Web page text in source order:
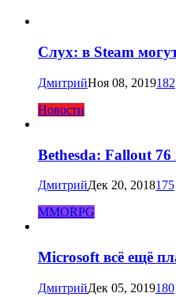
Слух: в Steam
ДмитрийНоя 08, 2019182
Новости
Bethesda: Fallout 76
ДмитрийДек 20, 2018175
MMORPG
Microsoft всё ещё
ДмитрийДек 05, 2019180